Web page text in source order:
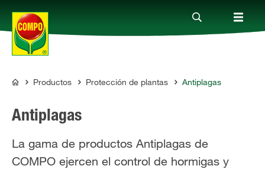
Productos
Consejos
Mundo Compo
COMPO
Productos Protección de plantas Antiplagas
Antiplagas
La gama de productos Antiplagas de
COMPO ejercen el control de hormigas y